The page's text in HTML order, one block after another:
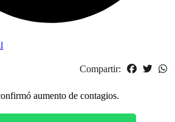
Compartir:
aumento de contagios.